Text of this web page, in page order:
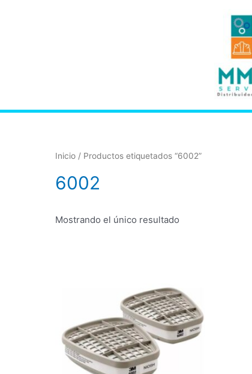
Inicio / Productos etiquetados “6002”
6002
Mostrando el único resultado